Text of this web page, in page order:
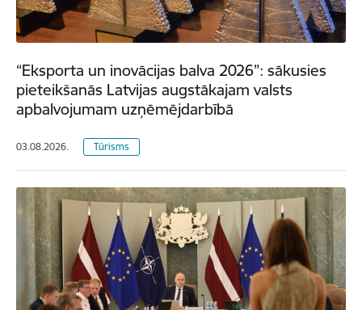
“Eksporta un inovācijas balva 2026”: sākusies
pieteikšanās Latvijas augstākajam valsts
apbalvojumam uzņēmējdarbībā
03.08.2026. Tūrisms